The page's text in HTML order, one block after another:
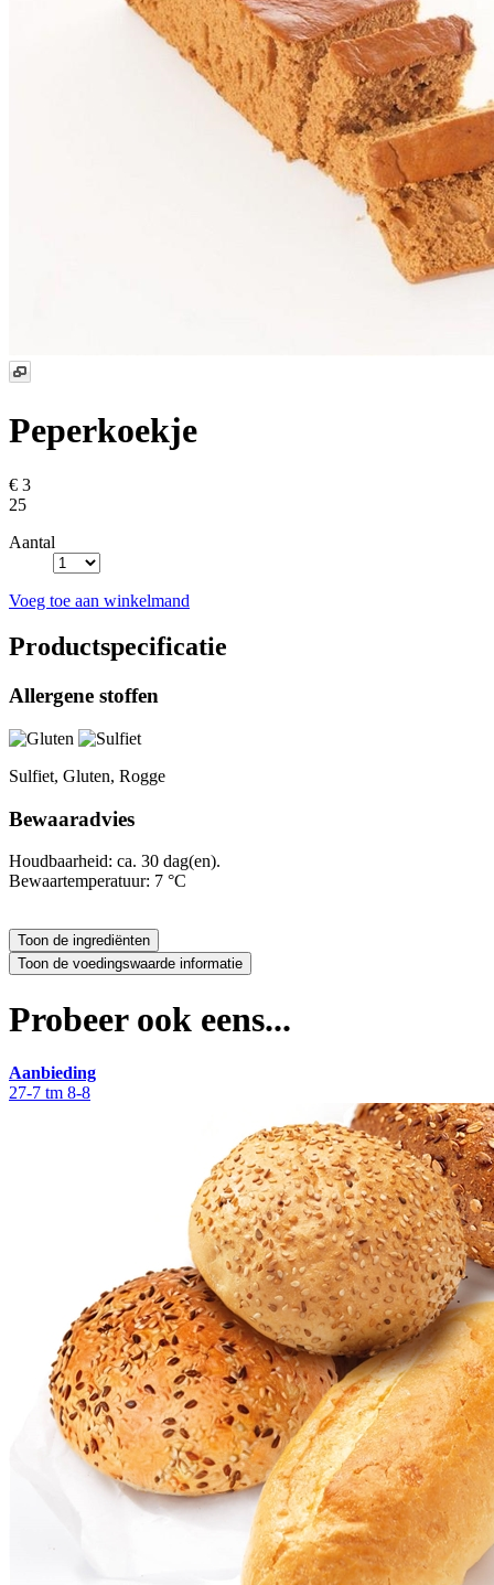
Peperkoekje
€ 3
25
Aantal
Voeg toe aan winkelmand
Productspecificatie
Allergene stoffen
Sulfiet, Gluten, Rogge
Bewaaradvies
Houdbaarheid: ca. 30 dag(en).
Bewaartemperatuur: 7 °C
Probeer ook eens...
Aanbieding
27-7 tm 8-8